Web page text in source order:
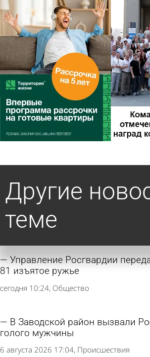
Другие
теме
Управление Росгвардии
81 изъятое ружье
сегодня 10:24 Общество
В Заводской район вызвали
голого мужчины
6 августа 2026 17:04 Происшествия